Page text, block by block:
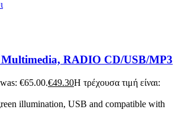
RADIO CD/USB/MP3
€65.00.€49.30Η τρέχουσα τιμή είναι:
illumination, USB and compatible with